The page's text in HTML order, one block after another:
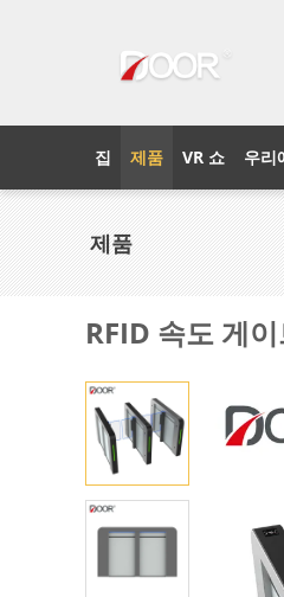
집 제품 VR 쇼 우리
제품
RFID 속도 게